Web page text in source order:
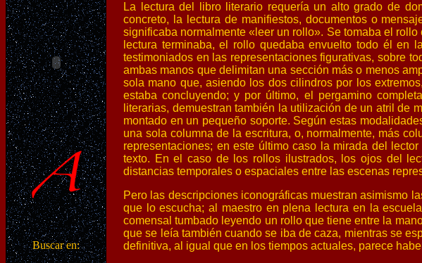
Buscar en:
La lectura del libro literario requería un alto grado de
concreto, la lectura de manifiestos, documentos o
significaba normalmente «leer un rollo». Se tomaba el
lectura terminaba, el rollo quedaba envuelto todo él en
testimoniados en las representaciones figurativas, sobre
ambas manos que delimitan una sección más o menos
sola mano que, asiendo los dos cilindros por los
estaba concluyendo; y por último, el pergamino
literarias, demuestran también la utilización de un atril de
montado en un pequeño soporte. Según estas
una sola columna de la escritura, o, normalmente, más
representaciones; en este último caso la mirada del
texto. En el caso de los rollos ilustrados, los ojos del
distancias temporales o espaciales entre las escenas
Pero las descripciones iconográficas muestran asimismo
que lo escucha; al maestro en plena lectura en la
comensal tumbado leyendo un rollo que tiene entre la
que se leía también cuando se iba de caza, mientras se
definitiva, al igual que en los tiempos actuales, parece